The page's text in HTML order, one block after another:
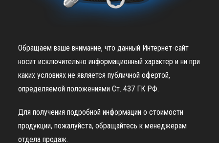
Обращаем ваше внимание, что данный Интернет-сайт
носит исключительно информационный характер и ни при
каких условиях не является публичной офертой,
определяемой положениями Ст. 437 ГК РФ.
Для получения подробной информации о стоимости
продукции, пожалуйста, обращайтесь к менеджерам
отдела продаж.